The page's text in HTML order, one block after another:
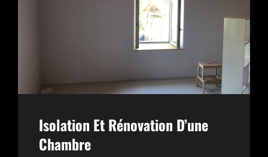
Isolation Et Rénovation D’une
Chambre